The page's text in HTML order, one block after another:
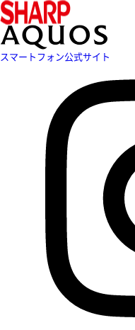
スマートフォン公式サイト